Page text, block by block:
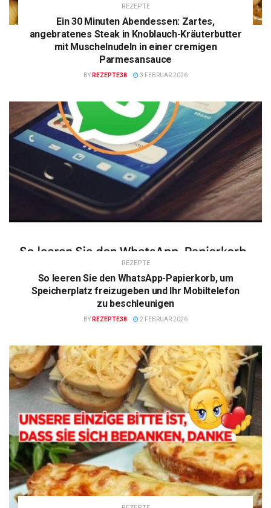
REZEPTE
Ein 30 Minuten Abendessen: Zartes,
angebratenes Steak in Knoblauch-Kräuterbutter
mit Muschelnudeln in einer cremigen
Parmesansauce
BY REZEPTE38 3 FEBRUAR 2026
REZEPTE
So leeren Sie den WhatsApp-Papierkorb, um
Speicherplatz freizugeben und Ihr Mobiltelefon
zu beschleunigen
BY REZEPTE38 2 FEBRUAR 2026